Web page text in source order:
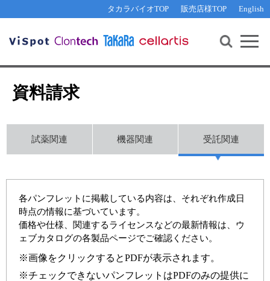
タカラバイオTOP 販売店様TOP English
機能解析・サイレンシング
核酸抽出・精製・標識
PCR・等温増幅
サンプル請求
テクニカルサポートライン
その他 ライセンスに関するご相談
遺伝子組換え生物該当製品
研究支援ツール
Cut-Site Navigator 制限酵素切断サイトの検索
In-Fusion Cloning プライマー設計
リアルタイムPCR
プライマー検索・注文
プライマー・プローブ検索・注文
機器ソフトウェア・ベクター配列ダウンロード
実験ガイド
お問い合わせ WEB会員登録
資料請求
試薬関連 機器関連 受託関連
各パンフレットに掲載している内容は、それぞれ作成日
時点の情報に基づいています。
価格や仕様、関連するライセンスなどの最新情報は、ウ
ェブカタログの各製品ページでご確認ください。
※画像をクリックするとPDFが表示されます。
※チェックできないパンフレットはPDFのみの提供に